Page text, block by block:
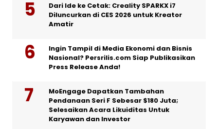
Dari Ide ke Cetak: Creality SPARKX i7
Diluncurkan di CES 2026 untuk Kreator
Amatir
Ingin Tampil di Media Ekonomi dan Bisnis
Nasional? Persrilis.com Siap Publikasikan
Press Release Anda!
MoEngage Dapatkan Tambahan
Pendanaan Seri F Sebesar $180 Juta;
Selesaikan Acara Likuiditas Untuk
Karyawan dan Investor